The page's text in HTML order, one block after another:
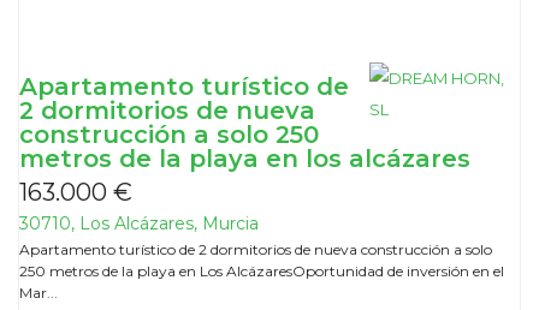
Apartamento turístico de
2 dormitorios de nueva
construcción a solo 250
metros de la playa en los alcázares
163.000 €
30710, Los Alcázares, Murcia
Apartamento turístico de 2 dormitorios de nueva construcción a solo
250 metros de la playa en Los AlcázaresOportunidad de inversión en el
Mar...